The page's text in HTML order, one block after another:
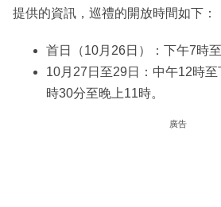
提供的資訊，巡禮的開放時間如下：
首日（10月26日）：下午7時
10月27日至29日：中午12時
時30分至晚上11時。
廣告